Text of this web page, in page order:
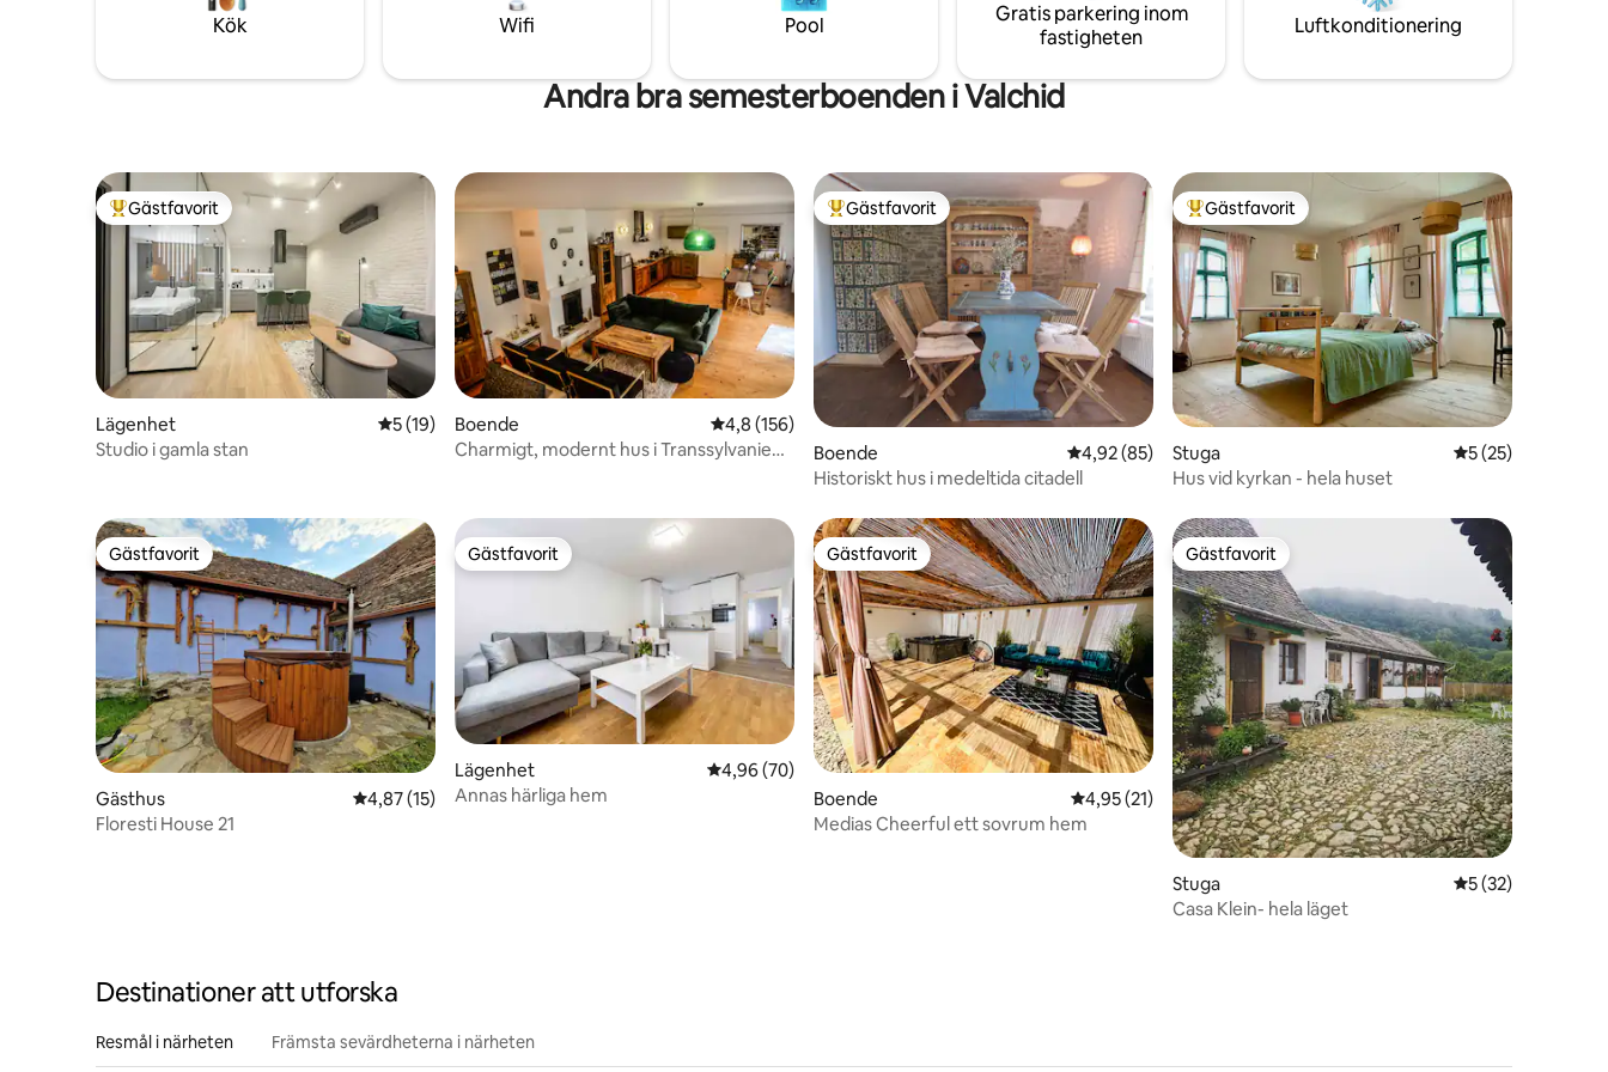
till en svunnen tid präglad av frid.
butter, charcuterie and other delicious
treats.
din vistelse i Sighişoara.
Kök Wifi Pool
Gratis parkering inom
fastigheten
Luftkonditionering
Andra bra semesterboenden i Valchid
Populär gästfavorit
Gästfavorit
Lägenhet 5 av 5 i genomsnittligt betyg, 19 omdömen
5 (19)
Studio i gamla stan
Boende 4,8 av 5 i genomsnittligt betyg, 156 omdömen
4,8 (156)
Charmigt, modernt hus i Transsylvanien
Populär gästfavorit
Gästfavorit
Boende 4,92 av 5 i genomsnittligt betyg, 85 omdömen
4,92 (85)
Historiskt hus i medeltida citadell
Populär gästfavorit
Gästfavorit
Stuga 5 av 5 i
5 (25)
Hus vid kyrkan - hela huset
Gästfavorit
Gästfavorit
Gästhus 4,87 av 5 i genomsnittligt betyg, 15 omdömen
4,87 (15)
Floresti House 21
Gästfavorit
Gästfavorit
Lägenhet 4,96 av 5 i genomsnittligt betyg, 70 omdömen
4,96 (70)
Annas härliga hem
Gästfavorit
Gästfavorit
Boende 4,95 av 5 i genomsnittligt betyg, 21 omdömen
4,95 (21)
Medias Cheerful ett sovrum hem
Gästfavorit
Gästfavorit
Stuga 5 av 5 i
5 (32)
Casa Klein- hela läget
Destinationer att utforska
Resmål i närheten Främsta sevärdheterna i närheten